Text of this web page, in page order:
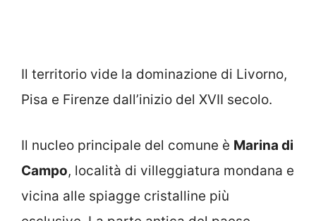
Il territorio vide la dominazione di Livorno,
Pisa e Firenze dall’inizio del XVII secolo.
Il nucleo principale del comune è Marina di
Campo, località di villeggiatura mondana e
vicina alle spiagge cristalline più